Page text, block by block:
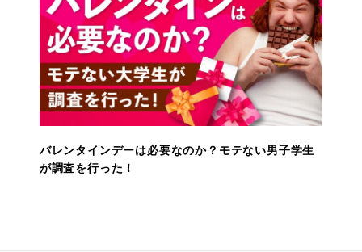
バレンタインデーは必要なのか？モテない男子学生
が調査を行った！